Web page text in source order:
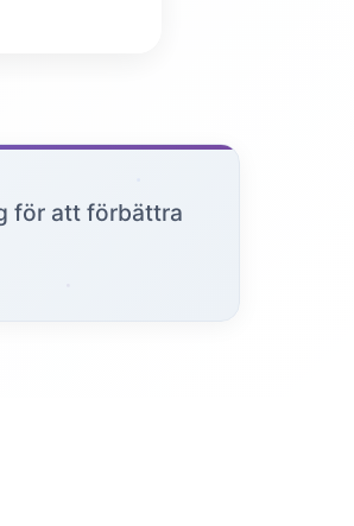
för att förbättra